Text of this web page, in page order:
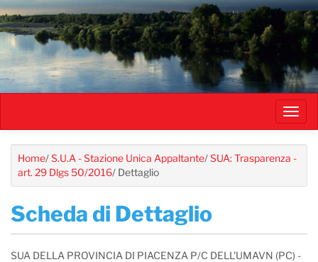
Salta
al
contenuto
principale
Home/S.U.A - Stazione Unica Appaltante/SUA: Trasparenza -
art. 29 Dlgs 50/2016/ Dettaglio
Scheda di Dettaglio
SUA DELLA PROVINCIA DI PIACENZA P/C DELL'UMAVN (PC) -